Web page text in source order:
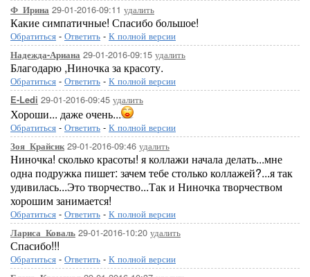
Ф_Ирина 29-01-2016-09:11 удалить
Какие симпатичные! Спасибо большое!
Обратиться - Ответить - К полной версии
Надежда-Ариана 29-01-2016-09:15 удалить
Благодарю ,Ниночка за красоту.
Обратиться - Ответить - К полной версии
E-Ledi 29-01-2016-09:45 удалить
Хороши... даже очень...
Обратиться - Ответить - К полной версии
Зоя_Крайсик29-01-2016-09:46 удалить
Ниночка! сколько красоты! я коллажи начала делать...мне
одна подружка пишет: зачем тебе столько коллажей?...я так
удивилась...Это творчество...Так и Ниночка творчеством
хорошим занимается!
Обратиться - Ответить - К полной версии
Лариса_Коваль 29-01-2016-10:20 удалить
Спасибо!!!
Обратиться - Ответить - К полной версии